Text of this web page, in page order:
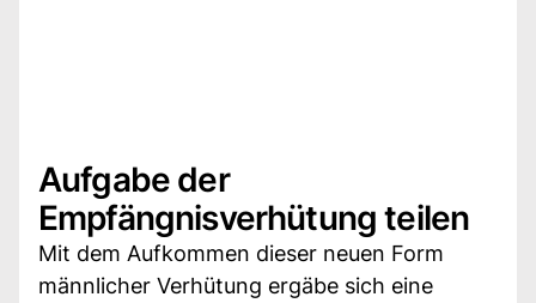
Aufgabe der
Empfängnisverhütung teilen
Mit dem Aufkommen dieser neuen Form
männlicher Verhütung ergäbe sich eine